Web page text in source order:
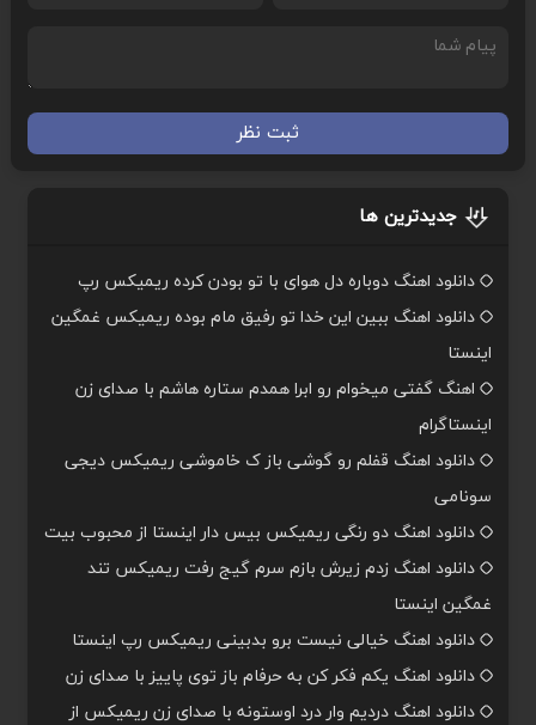
ثبت نظر
جدیدترین ها
دانلود اهنگ دوباره دل هوای با تو بودن کرده ریمیکس رپ
دانلود اهنگ ببین این خدا تو رفیق مام بوده ریمیکس غمگین
اینستا
اهنگ گفتی میخوام رو ابرا همدم ستاره هاشم با صدای زن
اینستاگرام
دانلود اهنگ قفلم رو گوشی باز ک خاموشی ریمیکس دیجی
سونامی
دانلود اهنگ دو رنگی ریمیکس بیس دار اینستا از محبوب بیت
دانلود اهنگ زدم زیرش بازم سرم گیج رفت ریمیکس تند
غمگین اینستا
دانلود اهنگ خیالی نیست برو بدبینی ریمیکس رپ اینستا
دانلود اهنگ یکم فکر کن به حرفام باز توی پاییز با صدای زن
دانلود اهنگ دردیم وار درد اوستونه با صدای زن ریمیکس از